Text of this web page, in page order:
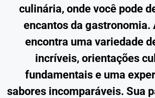
culinária, onde você pode
encantos da gastronomia.
encontra uma variedade
incríveis, orientações
fundamentais e uma
sabores incomparáveis. Sua